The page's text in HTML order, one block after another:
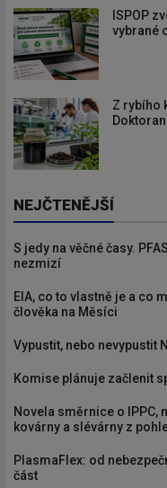
ISPOP
vybrané
Z rybího
NEJČTENĚJŠÍ
S jedy na věčné časy.
nezmizí
EIA, co to vlastně je a co
člověka na Měsíci
Vypustit, nebo nevypustit
Komise plánuje začlenit
Novela směrnice o IPPC,
kovárny a slévárny z
PlasmaFlex: od
část